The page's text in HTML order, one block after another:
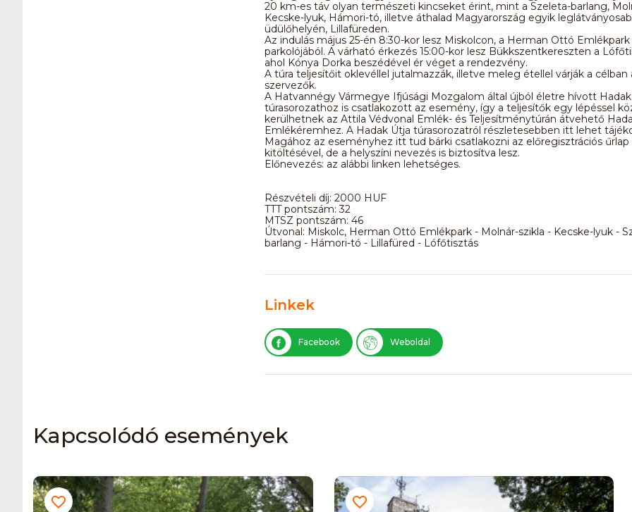
20 km-es táv olyan természeti kincseket érint, mint a Szeleta-barlang,
Kecske-lyuk, Hámori-tó, illetve áthalad Magyarország egyik
üdülőhelyén, Lillafüreden.
Az indulás május 25-én 8:30-kor lesz Miskolcon, a Herman Ottó Emlékpark
parkolójából. A várható érkezés 15:00-kor lesz Bükkszentkereszten a
ahol Kónya Dorka beszédével ér véget a rendezvény.
A túra teljesítőit oklevéllel jutalmazzák, illetve meleg étellel várják a célban
szervezők.
A Hatvannégy Vármegye Ifjúsági Mozgalom által újból életre hívott
túrasorozathoz is csatlakozott az esemény, így a teljesítők egy lépéssel
kerülhetnek az Attila Védvonal Emlék- és Teljesítménytúrán átvehető
Emlékéremhez. A Hadak Útja túrasorozatról részletesebben itt lehet
Magához az eseményhez itt tud bárki csatlakozni az előregisztrációs űrlap
kitöltésével, de a helyszíni nevezés is biztosítva lesz.
Előnevezés: az alábbi linken lehetséges.
Részvételi díj: 2000 HUF
TTT pontszám: 32
MTSZ pontszám: 46
Útvonal: Miskolc, Herman Ottó Emlékpark - Molnár-szikla - Kecske-lyuk -
barlang - Hámori-tó - Lillafüred - Lófőtisztás
Linkek
Facebook Weboldal
Kapcsolódó események